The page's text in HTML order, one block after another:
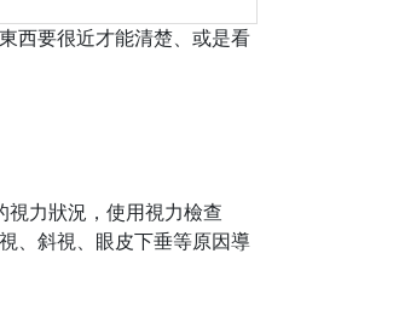
西要很近才能清楚、或是看
視力狀況，使用視力檢查
、斜視、眼皮下垂等原因導